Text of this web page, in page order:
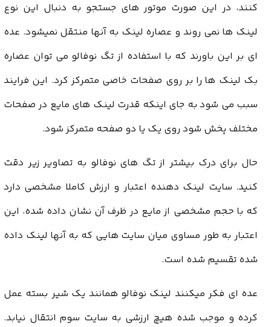
کنند، در این صورت موتور های جستجو به دنبال این نوع
لینک ها نمی روند و عصاره لینک به آنها منتقل نمیشود. عده
ای بر این باورند که با استفاده از تگ نوفالو می توان عصاره
بک لینک ها را بر روی صفحات خاصی متمرکز کرد. این فرایند
سبب می شود به جای اینکه قدرت لینک های مایع در صفحات
مختلف پخش شود روی یک یا دو صفحه متمرکز شود.
حال برای درک بیشتر از تگ های نوفالو به تصاویر زیر دقت
کنید. سایت لینک دهنده اعتبار و ارزش کاملا مشخصی دارد
که با حجم مشخصی از مایع در ظرف آن نشان داده شده، این
اعتبار به طور مساوی میان سایت هایی که به آنها لینک داده
شده تقسیم شده است.
عده ای فکر میکنند لینک نوفالو همانند یک شیر بسته عمل
کرده و موجب شده هیچ ارزشی به سایت سوم انتقال نیابد.